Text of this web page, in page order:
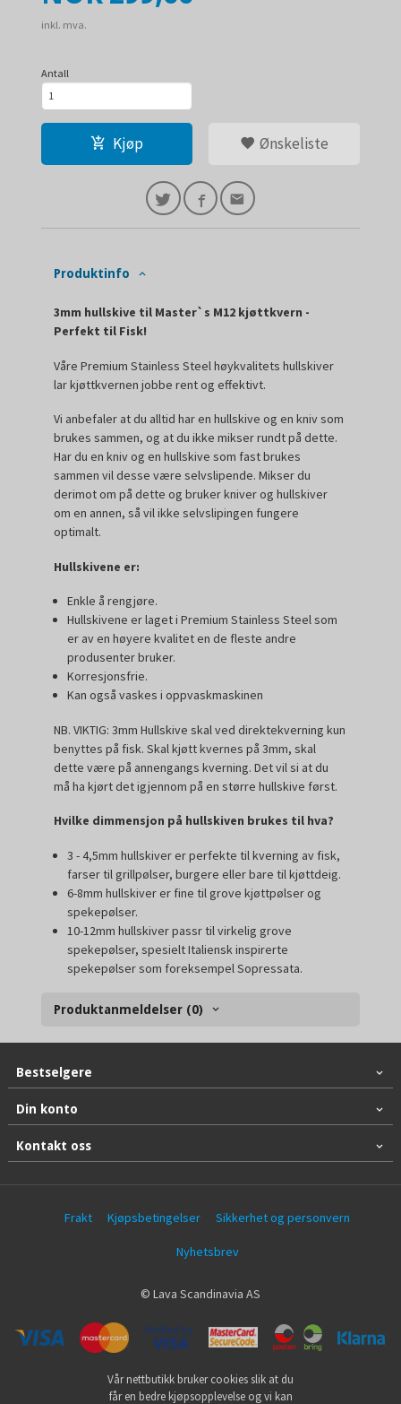
inkl. mva.
Antall
Kjøp Ønskeliste
Produktinfo
3mm hullskive til Master`s M12 kjøttkvern -
Perfekt til Fisk!
Våre Premium Stainless Steel høykvalitets hullskiver
lar kjøttkvernen jobbe rent og effektivt.
Vi anbefaler at du alltid har en hullskive og en kniv som
brukes sammen, og at du ikke mikser rundt på dette.
Har du en kniv og en hullskive som fast brukes
sammen vil desse være selvslipende. Mikser du
derimot om på dette og bruker kniver og hullskiver
om en annen, så vil ikke selvslipingen fungere
optimalt.
Hullskivene er:
Enkle å rengjøre.
Hullskivene er laget i Premium Stainless Steel som
er av en høyere kvalitet en de fleste andre
produsenter bruker.
Korresjonsfrie.
Kan også vaskes i oppvaskmaskinen
NB. VIKTIG: 3mm Hullskive skal ved direktekverning kun
benyttes på fisk. Skal kjøtt kvernes på 3mm, skal
dette være på annengangs kverning. Det vil si at du
må ha kjørt det igjennom på en større hullskive først.
Hvilke dimmensjon på hullskiven brukes til hva?
3 - 4,5mm hullskiver er perfekte til kverning av fisk,
farser til grillpølser, burgere eller bare til kjøttdeig.
6-8mm hullskiver er fine til grove kjøttpølser og
spekepølser.
10-12mm hullskiver passr til virkelig grove
spekepølser, spesielt Italiensk inspirerte
spekepølser som foreksempel Sopressata.
Produktanmeldelser (0)
Bestselgere
Din konto
Kontakt oss
Frakt Kjøpsbetingelser Sikkerhet og personvern
Nyhetsbrev
© Lava Scandinavia AS
Vår nettbutikk bruker cookies slik at du
får en bedre kjøpsopplevelse og vi kan